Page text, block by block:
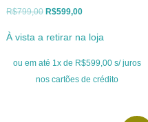
R$799,00 O
era:
R$799,00.
R$599,00O
atual
é:
R$599,00.
À vista a retirar na loja
ou em até 1x de R$599,00 s/ juros
nos cartões de crédito